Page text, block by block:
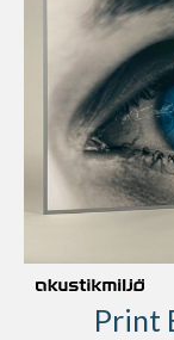
Print